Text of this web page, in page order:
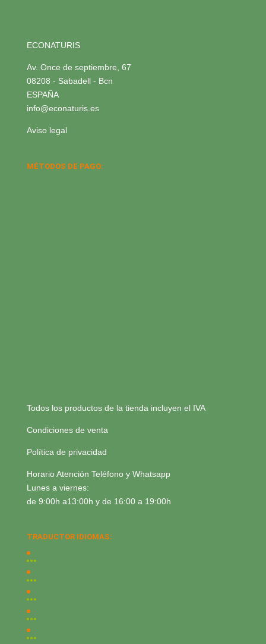
ECONATURIS
Av. Once de septiembre, 67
08208 - Sabadell - Bcn
ESPAÑA
info@econaturis.es
Aviso legal
MÉTODOS DE PAGO:
Todos los productos de la tienda incluyen el IVA
Condiciones de venta
Política de privacidad
Horario Atención Teléfono y Whatsapp
Lunes a viernes:
de 9:00h a13:00h y de 16:00 a 19:00h
TRADUCTOR IDIOMAS: